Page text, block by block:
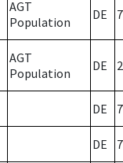
AGT
Population
DE 7
AGT
Population
DE 2
DE 7
DE 7